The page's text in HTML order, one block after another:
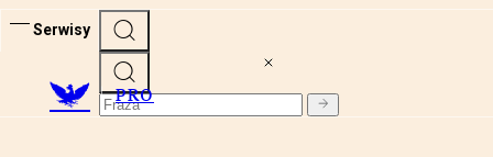
Serwisy
PRO